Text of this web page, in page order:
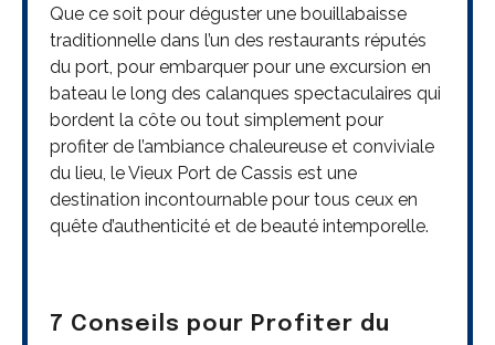
Que ce soit pour déguster une bouillabaisse
traditionnelle dans l’un des restaurants réputés
du port, pour embarquer pour une excursion en
bateau le long des calanques spectaculaires qui
bordent la côte ou tout simplement pour
profiter de l’ambiance chaleureuse et conviviale
du lieu, le Vieux Port de Cassis est une
destination incontournable pour tous ceux en
quête d’authenticité et de beauté intemporelle.
7 Conseils pour Profiter du